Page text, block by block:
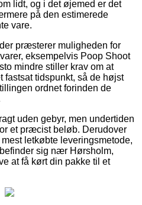
lidt, og i det øjemed er det
på den estimerede
vare.
præsterer muligheden for
eksempelvis Poop Shoot
mindre stiller krav om at
fastsat tidspunkt, så de højst
ordnet forinden de
uden gebyr, men undertiden
et præcist beløb. Derudover
letkøbte leveringsmetode,
sig nær Hørsholm,
at få kørt din pakke til et